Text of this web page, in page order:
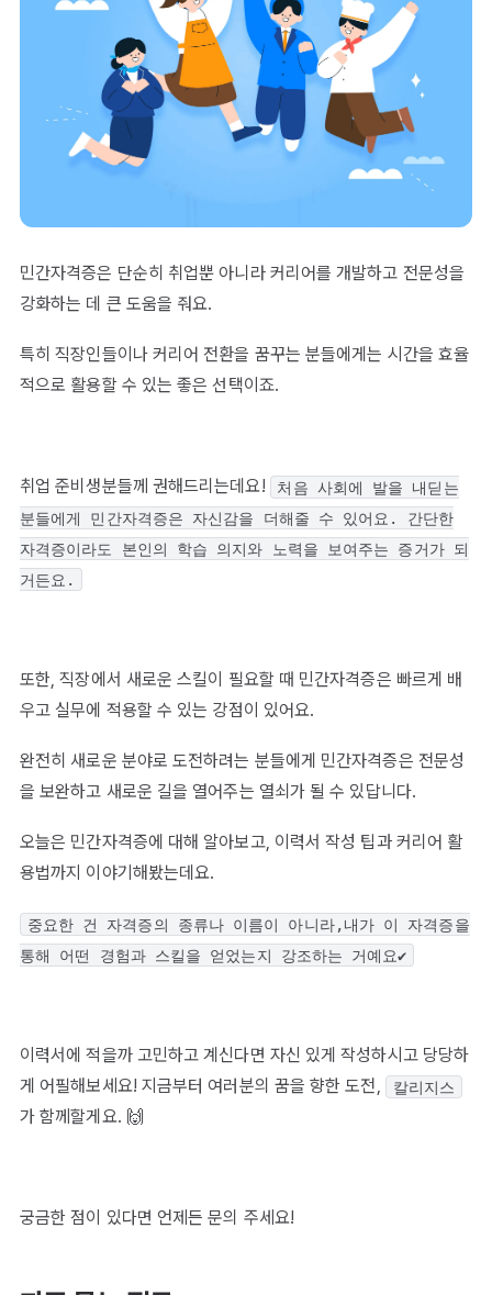
민간자격증은 단순히 취업뿐 아니라 커리어를 개발하고 전문성을
강화하는 데 큰 도움을 줘요.
특히 직장인들이나 커리어 전환을 꿈꾸는 분들에게는 시간을 효율
적으로 활용할 수 있는 좋은 선택이죠.
취업 준비생분들께 권해드리는데요!
처음 사회에 발을 내딛는
분들에게 민간자격증은 자신감을 더해줄 수 있어요. 간단한
자격증이라도 본인의 학습 의지와 노력을 보여주는 증거가 되
거든요.
또한, 직장에서 새로운 스킬이 필요할 때 민간자격증은 빠르게 배
우고 실무에 적용할 수 있는 강점이 있어요.
완전히 새로운 분야로 도전하려는 분들에게 민간자격증은 전문성
을 보완하고 새로운 길을 열어주는 열쇠가 될 수 있답니다.
오늘은 민간자격증에 대해 알아보고, 이력서 작성 팁과 커리어 활
용법까지 이야기해봤는데요.
중요한 건 자격증의 종류나 이름이 아니라,내가 이 자격증을
통해 어떤 경험과 스킬을 얻었는지 강조하는 거예요✔
이력서에 적을까 고민하고 계신다면 자신 있게 작성하시고 당당하
게 어필해보세요! 지금부터 여러분의 꿈을 향한 도전,
칼리지스
가 함께할게요. 🙌
궁금한 점이 있다면 언제든 문의 주세요!